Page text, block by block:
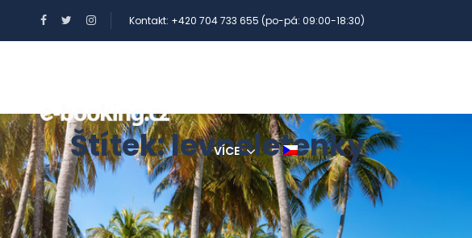
Kontakt: +420 704 733 655 (po-pá: 09:00-18:30)
VÍCE
Štítek:levneletenky